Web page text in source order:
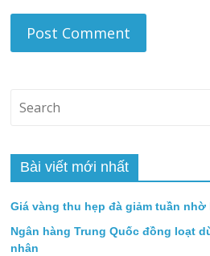
Bài viết mới nhất
Giá vàng thu hẹp đà giảm tuần
Ngân hàng Trung Quốc đồng loạt
nhân